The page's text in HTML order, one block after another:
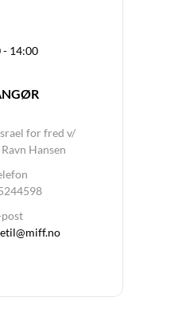
- 14:00
for fred v/
Hansen
post